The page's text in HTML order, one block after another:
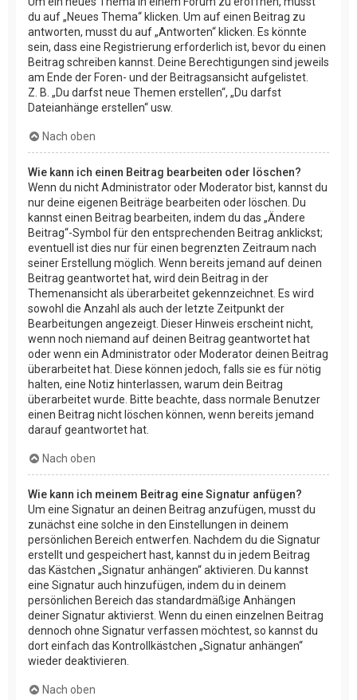
du auf „Neues Thema“ klicken. Um auf einen Beitrag zu
antworten, musst du auf „Antworten“ klicken. Es könnte
sein, dass eine Registrierung erforderlich ist, bevor du einen
Beitrag schreiben kannst. Deine Berechtigungen sind jeweils
am Ende der Foren- und der Beitragsansicht aufgelistet.
Z. B. „Du darfst neue Themen erstellen“, „Du darfst
Dateianhänge erstellen“ usw.
Nach oben
Wie kann ich einen Beitrag bearbeiten oder löschen?
Wenn du nicht Administrator oder Moderator bist, kannst du
nur deine eigenen Beiträge bearbeiten oder löschen. Du
kannst einen Beitrag bearbeiten, indem du das „Ändere
Beitrag“-Symbol für den entsprechenden Beitrag anklickst;
eventuell ist dies nur für einen begrenzten Zeitraum nach
seiner Erstellung möglich. Wenn bereits jemand auf deinen
Beitrag geantwortet hat, wird dein Beitrag in der
Themenansicht als überarbeitet gekennzeichnet. Es wird
sowohl die Anzahl als auch der letzte Zeitpunkt der
Bearbeitungen angezeigt. Dieser Hinweis erscheint nicht,
wenn noch niemand auf deinen Beitrag geantwortet hat
oder wenn ein Administrator oder Moderator deinen Beitrag
überarbeitet hat. Diese können jedoch, falls sie es für nötig
halten, eine Notiz hinterlassen, warum dein Beitrag
überarbeitet wurde. Bitte beachte, dass normale Benutzer
einen Beitrag nicht löschen können, wenn bereits jemand
darauf geantwortet hat.
Nach oben
Wie kann ich meinem Beitrag eine Signatur anfügen?
Um eine Signatur an deinen Beitrag anzufügen, musst du
zunächst eine solche in den Einstellungen in deinem
persönlichen Bereich entwerfen. Nachdem du die Signatur
erstellt und gespeichert hast, kannst du in jedem Beitrag
das Kästchen „Signatur anhängen“ aktivieren. Du kannst
eine Signatur auch hinzufügen, indem du in deinem
persönlichen Bereich das standardmäßige Anhängen
deiner Signatur aktivierst. Wenn du einen einzelnen Beitrag
dennoch ohne Signatur verfassen möchtest, so kannst du
dort einfach das Kontrollkästchen „Signatur anhängen“
wieder deaktivieren.
Nach oben